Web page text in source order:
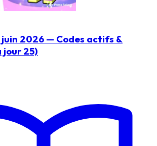
juin 2026 — Codes actifs &
jour 25)